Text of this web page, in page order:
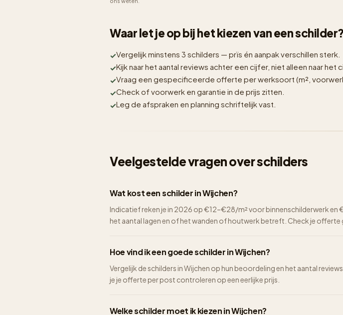
Waar let je op bij het kiezen van een schilder?
Vergelijk minstens 3 schilders — prïs én aanpak verschillen sterk.
Kijk naar het aantal reviews achter een cijfer, niet alleen naar het
Vraag een gespecificeerde offerte per werksoort (m²,
Check of voorwerk en garantie in de prijs zitten.
Leg de afspraken en planning schriftelijk vast.
Veelgestelde vragen over schilders
Wat kost een schilder in Wijchen?
Indicatief reken je in 2026 op €12–€28/m² voor binnenschilderwerk
het aantal lagen en of het wanden of houtwerk betreft. Check je
Hoe vind ik een goede schilder in Wijchen?
Vergelijk de schilders in Wijchen op hun beoordeling en het aantal
je je offerte per post controleren op een eerlijke prijs.
Welke schilder moet ik kiezen in Wijchen?